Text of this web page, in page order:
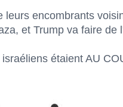
leurs encombrants
et Trump va faire de
étaient AU